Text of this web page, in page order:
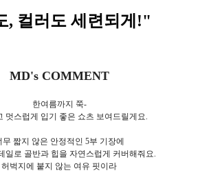
, 컬러도 세련되게!"
MD's COMMENT
한여름까지 쭉-
멋스럽게 입기 좋은 쇼츠 보여드릴게요.
무 짧지 않은 안정적인 5부 기장에
일로 골반과 힙을 자연스럽게 커버해줘요.
허벅지에 붙지 않는 여유 핏이라